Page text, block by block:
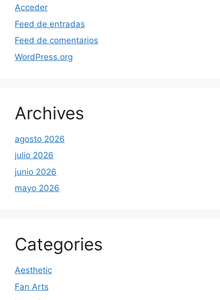
Acceder
Feed de entradas
Feed de comentarios
WordPress.org
Archives
agosto 2026
julio 2026
junio 2026
mayo 2026
Categories
Aesthetic
Fan Arts